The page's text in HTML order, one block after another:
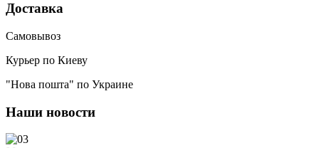
Доставка
Самовывоз
Курьер по Киеву
"Нова пошта" по Украине
Наши новости